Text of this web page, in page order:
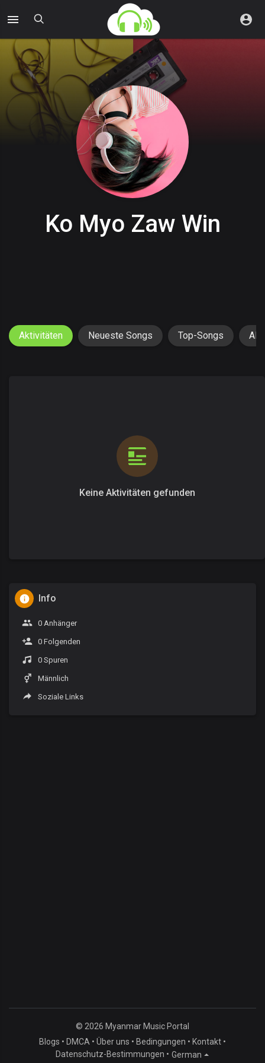
Ko Myo Zaw Win
Aktivitäten Neueste Songs Top-Songs
Keine Aktivitäten gefunden
Info
0 Anhänger
0 Folgenden
0 Spuren
Männlich
Soziale Links
© 2026 Myanmar Music Portal
Blogs • DMCA • Über uns • Bedingungen • Kontakt •
Datenschutz-Bestimmungen • German